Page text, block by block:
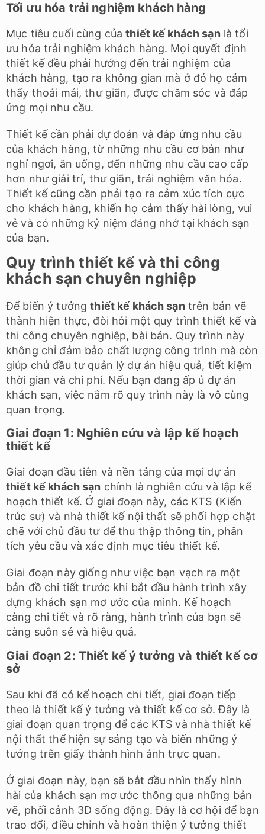
Tối ưu hóa trải nghiệm khách hàng
Mục tiêu cuối cùng củathiết kế khách sạn là tối
ưu hóa trải nghiệm khách hàng. Mọi quyết định
thiết kế đều phải hướng đến trải nghiệm của
khách hàng, tạo ra không gian mà ở đó họ cảm
thấy thoải mái, thư giãn, được chăm sóc và đáp
ứng mọi nhu cầu.
Thiết kế cần phải dự đoán và đáp ứng nhu cầu
của khách hàng, từ những nhu cầu cơ bản như
nghỉ ngơi, ăn uống, đến những nhu cầu cao cấp
hơn như giải trí, thư giãn, trải nghiệm văn hóa.
Thiết kế cũng cần phải tạo ra cảm xúc tích cực
cho khách hàng, khiến họ cảm thấy hài lòng, vui
vẻ và có những kỷ niệm đáng nhớ tại khách sạn
của bạn.
Quy trình thiết kế và thi công
khách sạn chuyên nghiệp
Để biến ý tưởngthiết kế khách sạn trên bản vẽ
thành hiện thực, đòi hỏi một quy trình thiết kế và
thi công chuyên nghiệp, bài bản. Quy trình này
không chỉ đảm bảo chất lượng công trình mà còn
giúp chủ đầu tư quản lý dự án hiệu quả, tiết kiệm
thời gian và chi phí. Nếu bạn đang ấp ủ dự án
khách sạn, việc nắm rõ quy trình này là vô cùng
quan trọng.
Giai đoạn 1: Nghiên cứu và lập kế hoạch
thiết kế
Giai đoạn đầu tiên và nền tảng của mọi dự án
thiết kế khách sạn chính là nghiên cứu và lập kế
hoạch thiết kế. Ở giai đoạn này, các KTS (Kiến
trúc sư) và nhà thiết kế nội thất sẽ phối hợp chặt
chẽ với chủ đầu tư để thu thập thông tin, phân
tích yêu cầu và xác định mục tiêu thiết kế.
Giai đoạn này giống như việc bạn vạch ra một
bản đồ chi tiết trước khi bắt đầu hành trình xây
dựng khách sạn mơ ước của mình. Kế hoạch
càng chi tiết và rõ ràng, hành trình của bạn sẽ
càng suôn sẻ và hiệu quả.
Giai đoạn 2: Thiết kế ý tưởng và thiết kế cơ
sở
Sau khi đã có kế hoạch chi tiết, giai đoạn tiếp
theo là thiết kế ý tưởng và thiết kế cơ sở. Đây là
giai đoạn quan trọng để các KTS và nhà thiết kế
nội thất thể hiện sự sáng tạo và biến những ý
tưởng trên giấy thành hình ảnh trực quan.
Ở giai đoạn này, bạn sẽ bắt đầu nhìn thấy hình
hài của khách sạn mơ ước thông qua những bản
vẽ, phối cảnh 3D sống động. Đây là cơ hội để bạn
trao đổi, điều chỉnh và hoàn thiện ý tưởng thiết